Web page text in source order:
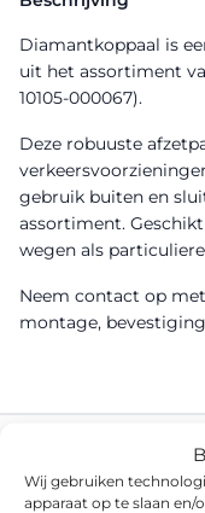
Wij gebruiken
apparaat op te slaan en/
Diamantkoppaal is
uit het assortiment
10105-000067).
Deze robuuste
gebruik buiten en
assortiment.
wegen als
Neem contact op
montage,